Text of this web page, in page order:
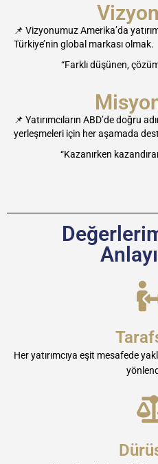
📌 Vizyonumuz Amerika’da
Türkiye’nin global markası olmak.
“Farklı düşünen,
📌 Yatırımcıların ABD’de doğru
yerleşmeleri için her aşamada
“Kazanırken
Her yatırımcıya eşit mesafede